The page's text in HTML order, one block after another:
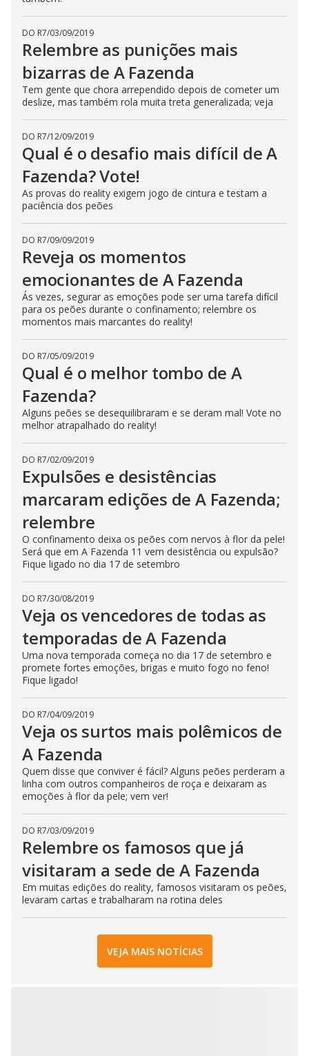
DO R7/03/09/2019
Relembre as punições mais
bizarras de A Fazenda
Tem gente que chora arrependido depois de cometer um
deslize, mas também rola muita treta generalizada; veja
DO R7/12/09/2019
Qual é o desafio mais difícil de A
Fazenda? Vote!
As provas do reality exigem jogo de cintura e testam a
paciência dos peões
DO R7/09/09/2019
Reveja os momentos
emocionantes de A Fazenda
Ás vezes, segurar as emoções pode ser uma tarefa difícil
para os peões durante o confinamento; relembre os
momentos mais marcantes do reality!
DO R7/05/09/2019
Qual é o melhor tombo de A
Fazenda?
Alguns peões se desequilibraram e se deram mal! Vote no
melhor atrapalhado do reality!
DO R7/02/09/2019
Expulsões e desistências
marcaram edições de A Fazenda;
relembre
O confinamento deixa os peões com nervos à flor da pele!
Será que em A Fazenda 11 vem desistência ou expulsão?
Fique ligado no dia 17 de setembro
DO R7/30/08/2019
Veja os vencedores de todas as
temporadas de A Fazenda
Uma nova temporada começa no dia 17 de setembro e
promete fortes emoções, brigas e muito fogo no feno!
Fique ligado!
DO R7/04/09/2019
Veja os surtos mais polêmicos de
A Fazenda
Quem disse que conviver é fácil? Alguns peões perderam a
linha com outros companheiros de roça e deixaram as
emoções à flor da pele; vem ver!
DO R7/03/09/2019
Relembre os famosos que já
visitaram a sede de A Fazenda
Em muitas edições do reality, famosos visitaram os peões,
levaram cartas e trabalharam na rotina deles
VEJA MAIS NOTÍCIAS